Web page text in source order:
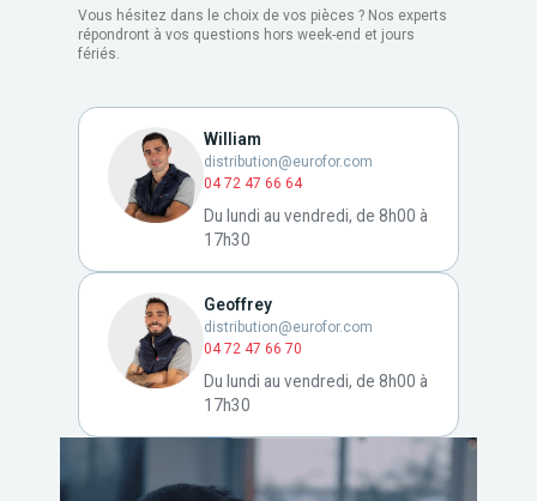
Vous hésitez dans le choix de vos pièces ? Nos experts
répondront à vos questions hors week-end et jours
fériés.
William
distribution@eurofor.com
04 72 47 66 64
Du lundi au vendredi, de 8h00 à
17h30
Geoffrey
distribution@eurofor.com
04 72 47 66 70
Du lundi au vendredi, de 8h00 à
17h30